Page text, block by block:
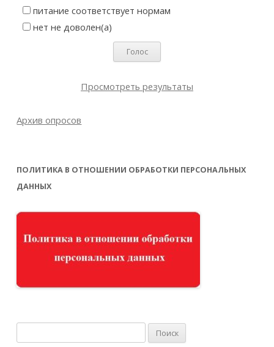
питание соответствует нормам
нет не доволен(а)
Просмотреть результаты
Архив опросов
ПОЛИТИКА В ОТНОШЕНИИ ОБРАБОТКИ ПЕРСОНАЛЬНЫХ
ДАННЫХ